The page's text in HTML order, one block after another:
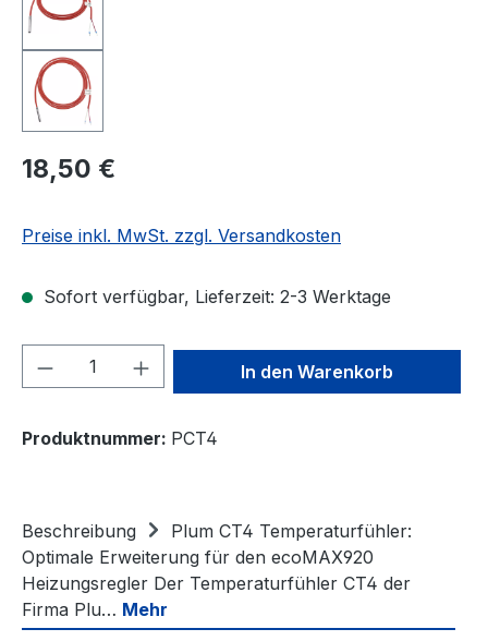
Regulärer Preis:
18,50 €
Preise inkl. MwSt. zzgl. Versandkosten
Sofort verfügbar, Lieferzeit: 2-3 Werktage
Produkt Anzahl: Gib denIn den Warenkorb
Produktnummer: PCT4
Beschreibung
Plum CT4 Temperaturfühler:
Optimale Erweiterung für den ecoMAX920
Heizungsregler Der Temperaturfühler CT4 der
Firma Plu… Mehr